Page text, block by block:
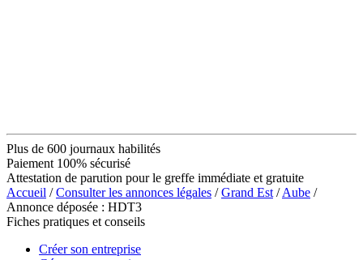
Plus de 600 journaux habilités
Paiement 100% sécurisé
Attestation de parution pour le greffe immédiate et gratuite
Accueil /Consulter les annonces légales /Grand Est /Aube /
Annonce déposée : HDT3
Fiches pratiques et conseils
Créer son entreprise